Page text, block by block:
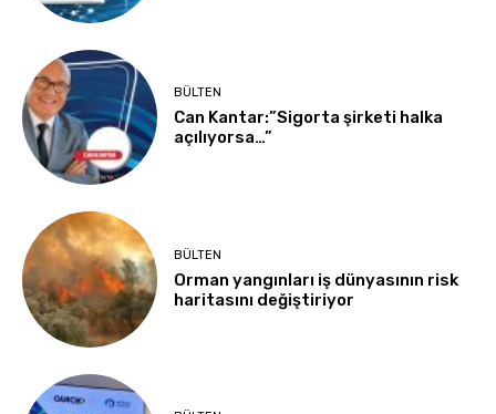
BÜLTEN
Can Kantar:”Sigorta şirketi halka
açılıyorsa…”
BÜLTEN
Orman yangınları iş dünyasının risk
haritasını değiştiriyor